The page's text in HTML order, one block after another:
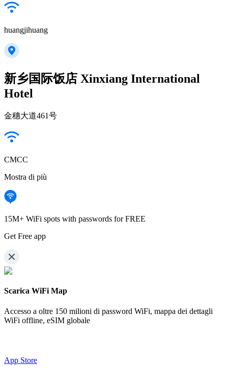
huangjihuang
新乡国际饭店 Xinxiang International
Hotel
金穗大道461号
CMCC
Mostra di più
15M+ WiFi spots with passwords for FREE
Get Free app
Scarica WiFi Map
Accesso a oltre 150 milioni di password WiFi, mappa dei dettagli
WiFi offline, eSIM globale
App Store